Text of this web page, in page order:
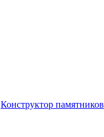
Конструктор памятников